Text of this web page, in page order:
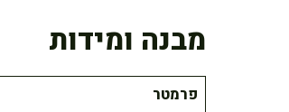
מבנה ומידות
פרמטר